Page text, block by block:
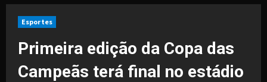
Esportes
Primeira edição da Copa das
Campeãs terá final no estádio